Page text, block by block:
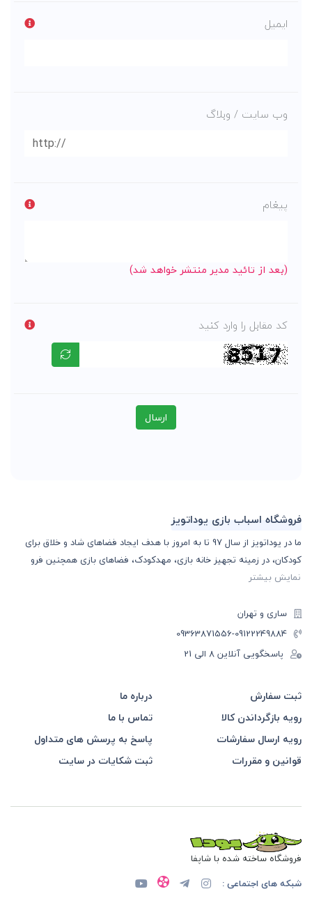
ایمیل
وب سایت / وبلاگ
پیغام
(بعد از تائید مدیر منتشر خواهد شد)
کد مقابل را وارد کنید
ارسال
فروشگاه اسباب بازی یوداتویز
ما در یوداتویز از سال 97 تا به امروز با هدف ایجاد فضاهای شاد و خلاق برای
کودکان، در زمینه تجهیز خانه بازی، مهدکودک، فضاهای بازی همچنین فرو
نمایش بیشتر
ساری و تهران
09122249884
-09363871556
پاسخگویی آنلاین 8 الی 21
ثبت سفارش
درباره ما
رویه بازگرداندن کالا
تماس با ما
رویه ارسال سفارشات
پاسخ به پرسش های متداول
قوانین و مقررات
ثبت شکایات در سایت
فروشگاه ساخته شده با شاپفا
شبکه های اجتماعی :